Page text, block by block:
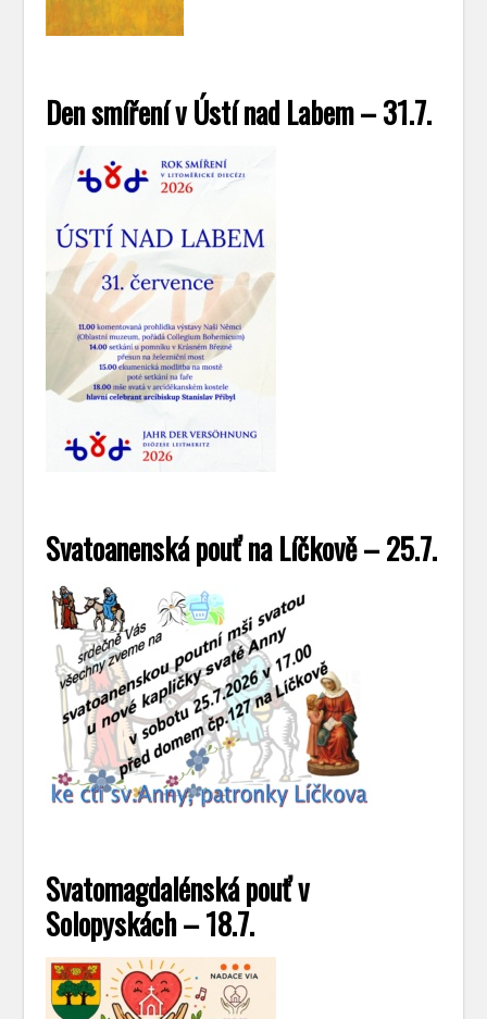
Den smíření v Ústí nad Labem – 31.7.
Svatoanenská pouť na Líčkově – 25.7.
Svatomagdalénská pouť v
Solopyskách – 18.7.